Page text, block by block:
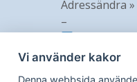
Adressändra »
–
Nyheter »
Vi använder kakor
Denna webbsida